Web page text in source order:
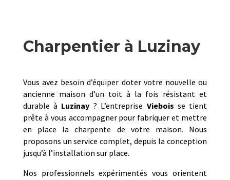
Charpentier à Luzinay
Vous avez besoin d’équiper doter votre nouvelle ou
ancienne maison d’un toit à la fois résistant et
durable à Luzinay ? L’entreprise Viebois se tient
prête à vous accompagner pour fabriquer et mettre
en place la charpente de votre maison. Nous
proposons un service complet, depuis la conception
jusqu’à l’installation sur place.
Nos professionnels expérimentés vous orientent